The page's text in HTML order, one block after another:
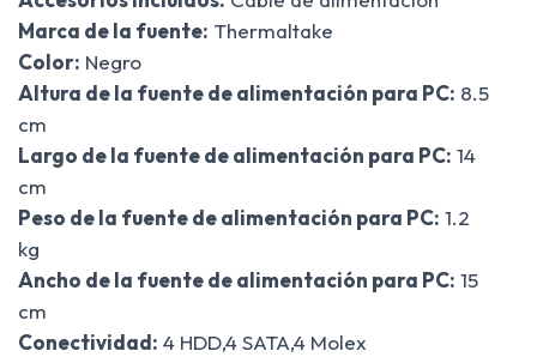
Marca de la fuente: Thermaltake
Color: Negro
Altura de la fuente de alimentación para PC: 8.5
cm
Largo de la fuente de alimentación para PC: 14
cm
Peso de la fuente de alimentación para PC: 1.2
kg
Ancho de la fuente de alimentación para PC: 15
cm
Conectividad: 4 HDD,4 SATA,4 Molex